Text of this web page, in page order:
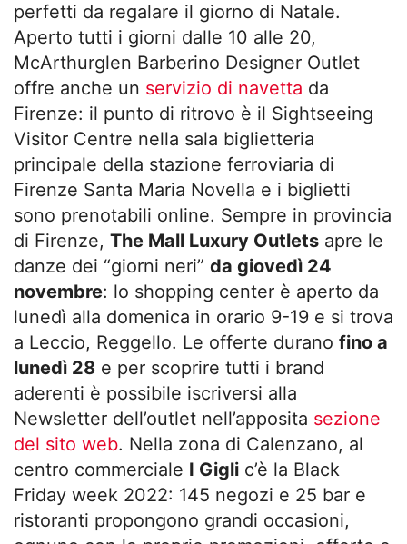
perfetti da regalare il giorno di Natale.
Aperto tutti i giorni dalle 10 alle 20,
McArthurglen Barberino Designer Outlet
offre anche un servizio di navetta da
Firenze: il punto di ritrovo è il Sightseeing
Visitor Centre nella sala biglietteria
principale della stazione ferroviaria di
Firenze Santa Maria Novella e i biglietti
sono prenotabili online. Sempre in provincia
di Firenze, The Mall Luxury Outlets apre le
danze dei “giorni neri” da giovedì 24
novembre: lo shopping center è aperto da
lunedì alla domenica in orario 9-19 e si trova
a Leccio, Reggello. Le offerte durano fino a
lunedì 28 e per scoprire tutti i brand
aderenti è possibile iscriversi alla
Newsletter dell’outlet nell’apposita sezione
del sito web. Nella zona di Calenzano, al
centro commerciale I Gigli c’è la Black
Friday week 2022: 145 negozi e 25 bar e
ristoranti propongono grandi occasioni,